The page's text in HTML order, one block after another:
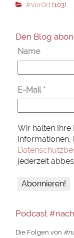
#VorOrt(103)
Den Blog
Name
E-Mail *
Wir halten Ihre
Informationen,
jederzeit
Podcast
Die Folgen von